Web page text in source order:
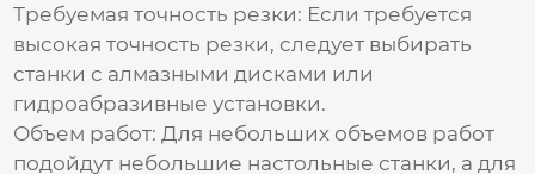
Требуемая точность резки: Если требуется
высокая точность резки, следует выбирать
станки с алмазными дисками или
гидроабразивные установки.
Объем работ: Для небольших объемов работ
подойдут небольшие настольные станки, а для